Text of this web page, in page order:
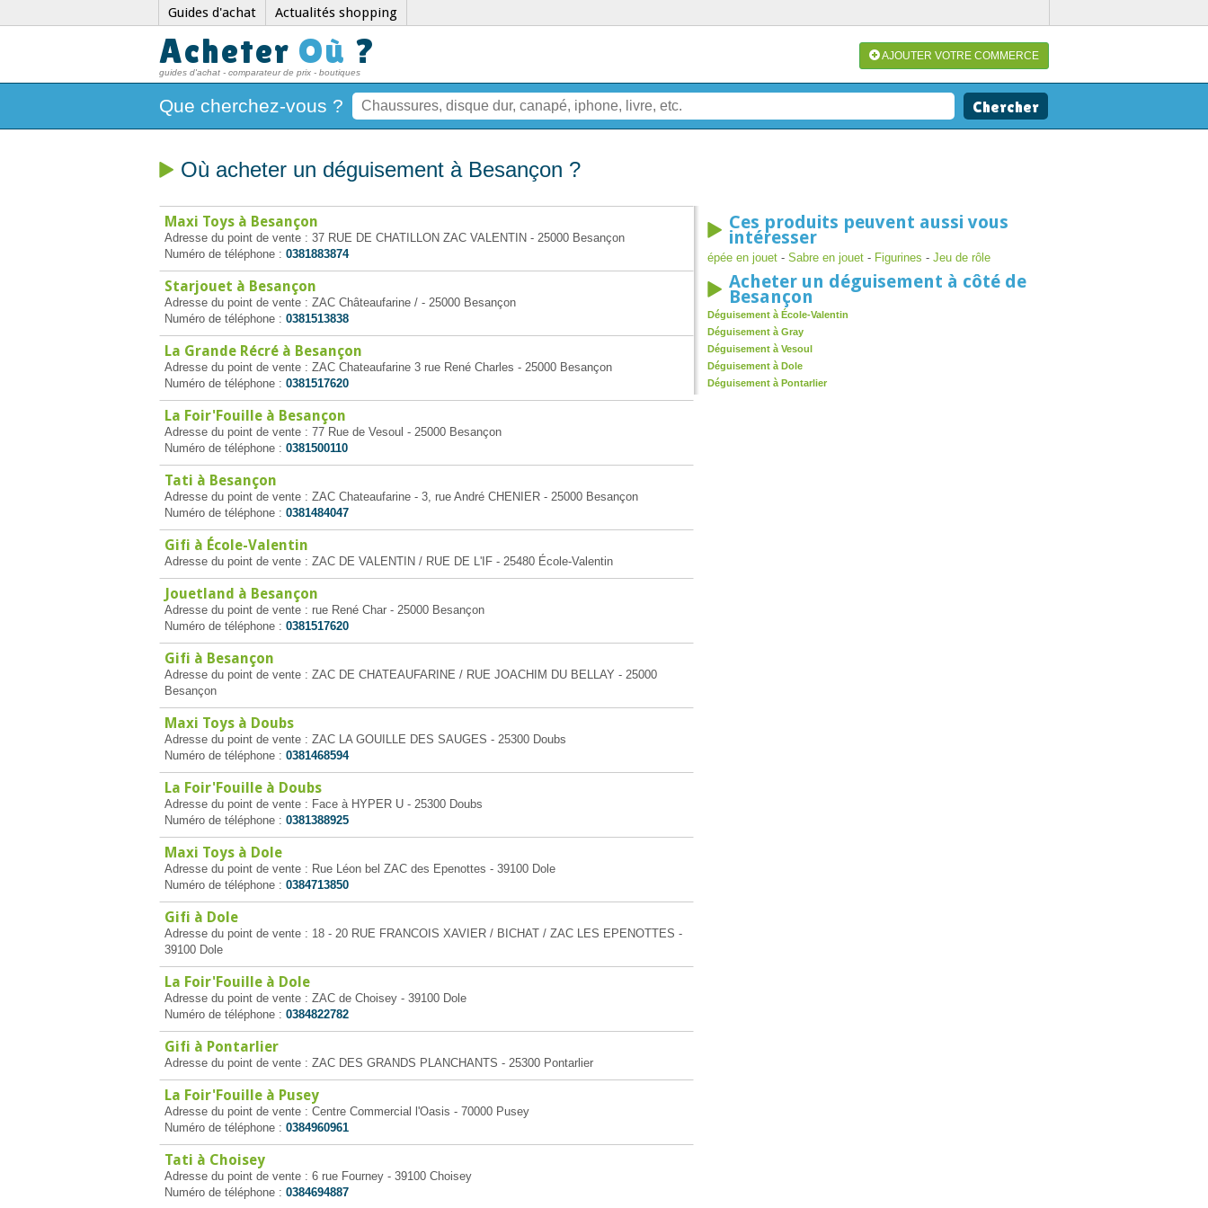
Guides d'achat Actualités shopping
Acheter Où ?
guides d'achat - comparateur de prix - boutiques
AJOUTER VOTRE COMMERCE
Que cherchez-vous ?
Où acheter un déguisement à Besançon ?
Maxi Toys à Besançon
Adresse du point de vente : 37 RUE DE CHATILLON ZAC VALENTIN - 25000 Besançon
Numéro de téléphone : 0381883874
Starjouet à Besançon
Adresse du point de vente : ZAC Châteaufarine / - 25000 Besançon
Numéro de téléphone : 0381513838
La Grande Récré à Besançon
Adresse du point de vente : ZAC Chateaufarine 3 rue René Charles - 25000 Besançon
Numéro de téléphone : 0381517620
La Foir'Fouille à Besançon
Adresse du point de vente : 77 Rue de Vesoul - 25000 Besançon
Numéro de téléphone : 0381500110
Tati à Besançon
Adresse du point de vente : ZAC Chateaufarine - 3, rue André CHENIER - 25000 Besançon
Numéro de téléphone : 0381484047
Gifi à École-Valentin
Adresse du point de vente : ZAC DE VALENTIN / RUE DE L'IF - 25480 École-Valentin
Jouetland à Besançon
Adresse du point de vente : rue René Char - 25000 Besançon
Numéro de téléphone : 0381517620
Gifi à Besançon
Adresse du point de vente : ZAC DE CHATEAUFARINE / RUE JOACHIM DU BELLAY - 25000
Besançon
Maxi Toys à Doubs
Adresse du point de vente : ZAC LA GOUILLE DES SAUGES - 25300 Doubs
Numéro de téléphone : 0381468594
La Foir'Fouille à Doubs
Adresse du point de vente : Face à HYPER U - 25300 Doubs
Numéro de téléphone : 0381388925
Maxi Toys à Dole
Adresse du point de vente : Rue Léon bel ZAC des Epenottes - 39100 Dole
Numéro de téléphone : 0384713850
Gifi à Dole
Adresse du point de vente : 18 - 20 RUE FRANCOIS XAVIER / BICHAT / ZAC LES EPENOTTES -
39100 Dole
La Foir'Fouille à Dole
Adresse du point de vente : ZAC de Choisey - 39100 Dole
Numéro de téléphone : 0384822782
Gifi à Pontarlier
Adresse du point de vente : ZAC DES GRANDS PLANCHANTS - 25300 Pontarlier
La Foir'Fouille à Pusey
Adresse du point de vente : Centre Commercial l'Oasis - 70000 Pusey
Numéro de téléphone : 0384960961
Tati à Choisey
Adresse du point de vente : 6 rue Fourney - 39100 Choisey
Numéro de téléphone : 0384694887
Ces produits peuvent aussi vous
intéresser
épée en jouet - Sabre en jouet - Figurines - Jeu de rôle
Acheter un déguisement à côté de
Besançon
Déguisement à École-Valentin
Déguisement à Gray
Déguisement à Vesoul
Déguisement à Dole
Déguisement à Pontarlier